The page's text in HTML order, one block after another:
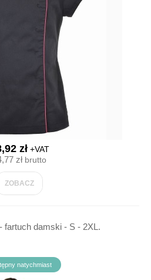
zł+VAT
złbrutto
ZOBACZ
fartuch damski - S - 2XL.
natychmiast